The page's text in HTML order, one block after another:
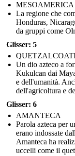
MESOAMERICA
La regione che
Honduras,
da gruppi come
Glisser: 5
Un dio azteco a
Kukulcan dai
e dell'umanità.
dell'agricoltura e
Glisser: 6
AMANTECA
Parola azteca per
erano indossate
Amanteca ha
uccelli come il